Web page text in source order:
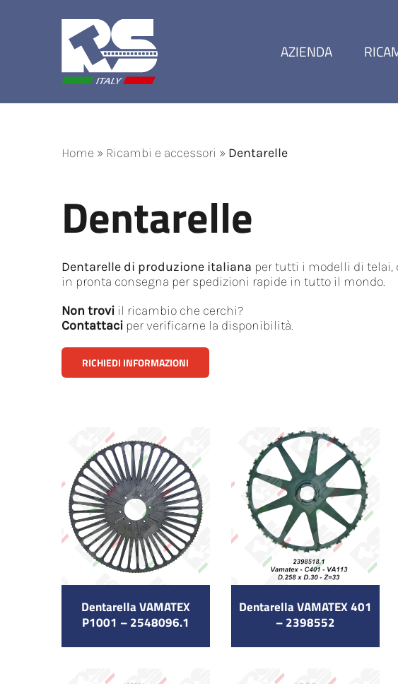
AZIENDA
Home » Ricambi e accessori » Dentarelle
Dentarelle
Dentarelle di produzione italiana per tutti i modelli di telai,
in pronta consegna per spedizioni rapide in tutto il mondo.
Non troviil ricambio che cerchi?
Contattaciper verificarne la disponibilità.
RICHIEDI INFORMAZIONI
Dentarella VAMATEX
P1001 – 2548096.1
Dentarella VAMATEX 401
– 2398552